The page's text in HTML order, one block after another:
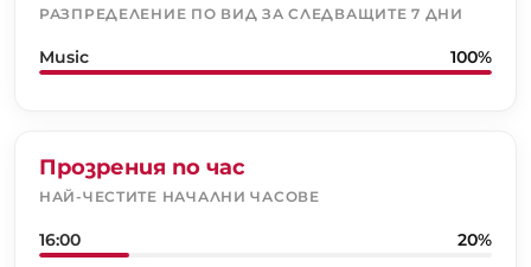
РАЗПРЕДЕЛЕНИЕ ПО ВИД ЗА СЛЕДВАЩИТЕ 7 ДНИ
Music 100%
Прозрения по час
НАЙ-ЧЕСТИТЕ НАЧАЛНИ ЧАСОВЕ
16:00 20%